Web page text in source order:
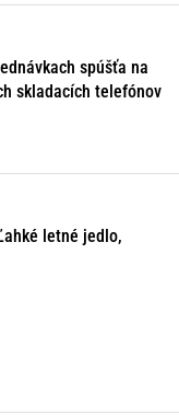
spúšťa na
skladacích telefónov
letné jedlo,